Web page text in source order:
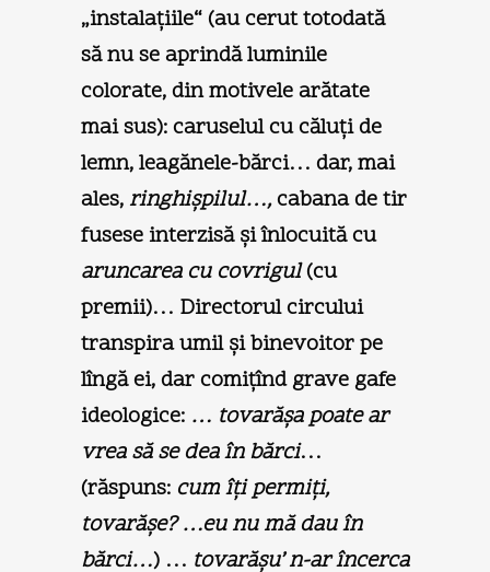
„instalaţiile“ (au cerut totodată
să nu se aprindă luminile
colorate, din motivele arătate
mai sus): caruselul cu căluţi de
lemn, leagănele-bărci… dar, mai
ales, ringhişpilul…,cabana de tir
fusese interzisă şi înlocuită cu
aruncarea cu covrigul(cu
premii)… Directorul circului
transpira umil şi binevoitor pe
lîngă ei, dar comiţînd grave gafe
ideologice: … tovarăşa poate ar
vrea să se dea în bărci…
(răspuns: cum îţi permiţi,
tovarăşe? …eu nu mă dau în
bărci…) … tovarăşu’ n-ar încerca